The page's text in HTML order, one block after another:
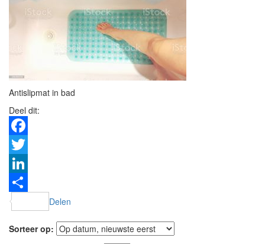
Antislipmat in bad
Deel dit:
Facebook
Twitter
LinkedIn
Delen
Sorteer op: